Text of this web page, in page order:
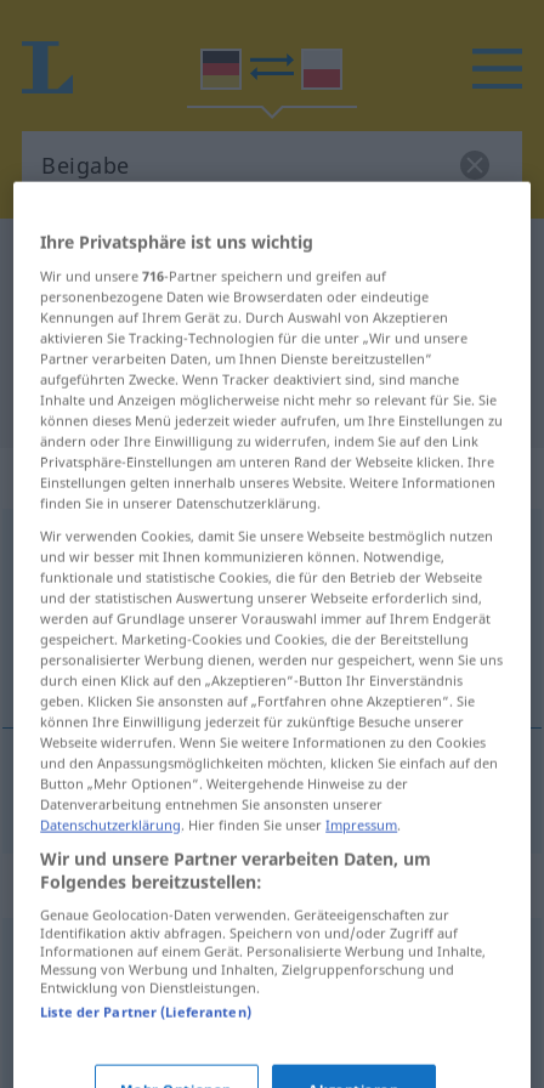
Deutsch-Polnisch Wörterbuch
Deutsch-Polnisch Übersetzung für
"Beigabe"
"Beigabe" Polnisch Übersetzung
„Beigabe“: Femininum
Beigabef
Übersicht aller Übersetzungen
(Für mehr Details die Übersetzung anklicken/antippen)
dodatek
dodatek Beigabe
Synonyme für "Beigabe"
Ergänzung,Einlage
Ihre Privatsphäre ist uns wichtig
Wir und unsere716-Partner speichern und greifen auf
personenbezogene Daten wie Browserdaten oder eindeutige
Kennungen auf Ihrem Gerät zu. Durch Auswahl von Akzeptieren
aktivieren Sie Tracking-Technologien für die unter „Wir und unsere
Partner verarbeiten Daten, um Ihnen Dienste bereitzustellen“
aufgeführten Zwecke. Wenn Tracker deaktiviert sind, sind manche
Inhalte und Anzeigen möglicherweise nicht mehr so relevant für Sie. Sie
können dieses Menü jederzeit wieder aufrufen, um Ihre Einstellungen zu
ändern oder Ihre Einwilligung zu widerrufen, indem Sie auf den Link
Privatsphäre-Einstellungen am unteren Rand der Webseite klicken. Ihre
Einstellungen gelten innerhalb unseres Website. Weitere Informationen
finden Sie in unserer Datenschutzerklärung.
Wir verwenden Cookies, damit Sie unsere Webseite bestmöglich nutzen
und wir besser mit Ihnen kommunizieren können. Notwendige,
funktionale und statistische Cookies, die für den Betrieb der Webseite
und der statistischen Auswertung unserer Webseite erforderlich sind,
werden auf Grundlage unserer Vorauswahl immer auf Ihrem Endgerät
gespeichert. Marketing-Cookies und Cookies, die der Bereitstellung
personalisierter Werbung dienen, werden nur gespeichert, wenn Sie uns
durch einen Klick auf den „Akzeptieren“-Button Ihr Einverständnis
geben. Klicken Sie ansonsten auf „Fortfahren ohne Akzeptieren“. Sie
können Ihre Einwilligung jederzeit für zukünftige Besuche unserer
Webseite widerrufen. Wenn Sie weitere Informationen zu den Cookies
und den Anpassungsmöglichkeiten möchten, klicken Sie einfach auf den
Button „Mehr Optionen“. Weitergehende Hinweise zu der
Datenverarbeitung entnehmen Sie ansonsten unserer
Datenschutzerklärung. Hier finden Sie unserImpressum.
Wir und unsere Partner verarbeiten Daten, um
Folgendes bereitzustellen:
Genaue Geolocation-Daten verwenden. Geräteeigenschaften zur
Identifikation aktiv abfragen. Speichern von und/oder Zugriff auf
Informationen auf einem Gerät. Personalisierte Werbung und Inhalte,
Messung von Werbung und Inhalten, Zielgruppenforschung und
Entwicklung von Dienstleistungen.
Liste der Partner (Lieferanten)